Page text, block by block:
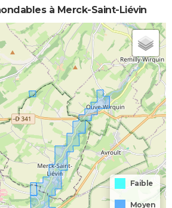
à Merck-Saint-Liévin
Faible
Moyen